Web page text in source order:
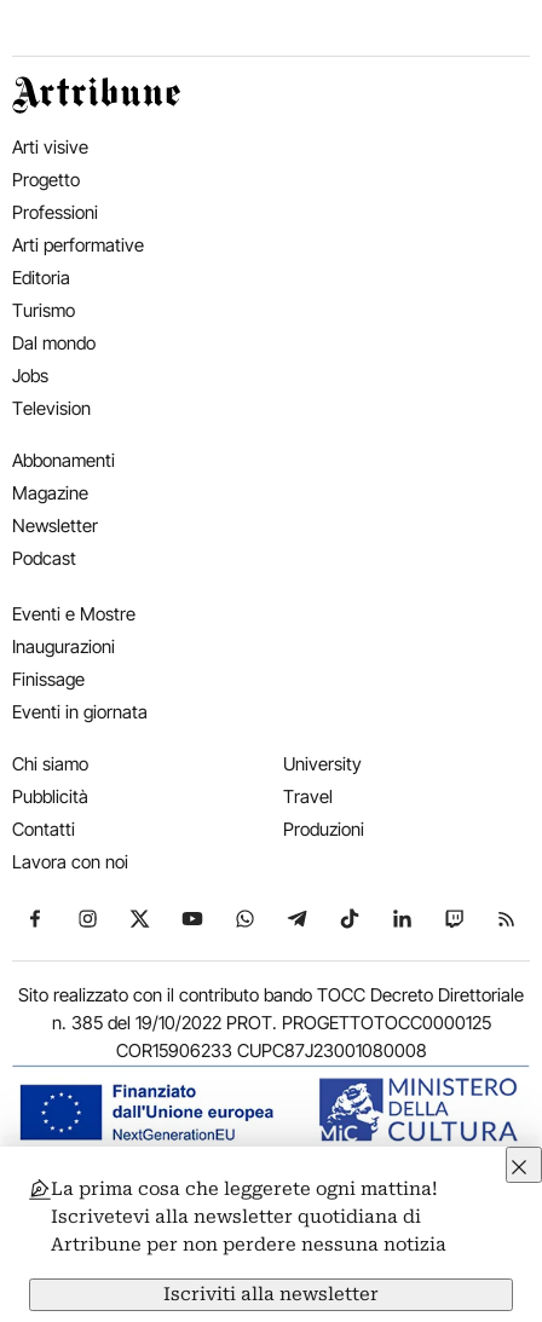
Artribune
Arti visive
Progetto
Professioni
Arti performative
Editoria
Turismo
Dal mondo
Jobs
Television
Abbonamenti
Magazine
Newsletter
Podcast
Eventi e Mostre
Inaugurazioni
Finissage
Eventi in giornata
Chi siamo
Pubblicità
Contatti
Lavora con noi
University
Travel
Produzioni
Seguici su Facebook
Seguici su Instagram
Seguici su X
Seguici su YouTube
Seguici su WhatsApp
Seguici su Telegram
Seguici su TikTok
Seguici su
Seguici
Sito realizzato con il contributo bando TOCC Decreto Direttoriale
n. 385 del 19/10/2022 PROT. PROGETTOTOCC0000125
COR15906233 CUPC87J23001080008
© 2011-2026 ARTRIBUNE srl – Corso Vittorio Emanuele II, 287 –
00186 Roma - P.I. 11381581005
Privacy: Responsabile della protezione dei dati personali
ARTRIBUNE srl – Corso Vittorio Emanuele II, 287 – 00186 Roma
Termini e condizioniPrivacy PolicyCookie PolicyCredits
La prima cosa che leggerete ogni mattina!
Iscrivetevi alla newsletter quotidiana di
Artribune per non perdere nessuna notizia
Iscriviti alla newsletter